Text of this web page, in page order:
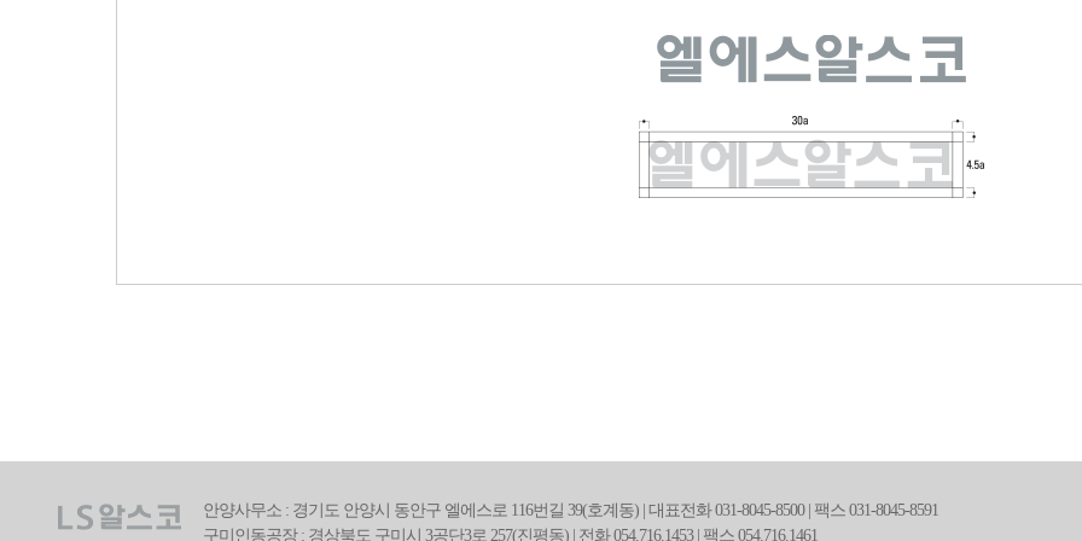
안양사무소 : 경기도 안양시 동안구 엘에스로 116번길 39(호계동) | 대표전화 031-8045-8500 | 팩스 031-8045-8591
구미인동공장 : 경상북도 구미시 3공단3로 257(진평동) | 전화 054.716.1453 | 팩스 054.716.1461